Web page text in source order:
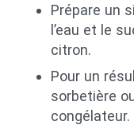
Prépare un
l’eau et le
citron.
Pour un
sorbetière
congélateur.